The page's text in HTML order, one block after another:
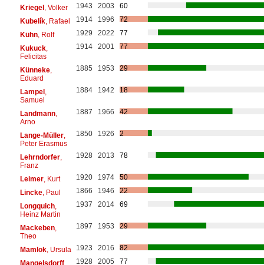
Kriegel, Volker 1943 2003
60
Kubelík, Rafael 1914 1996
72
Kühn, Rolf 1929 2022
77
Kukuck,
Felicitas
1914 2001 77
Künneke,
Eduard
1885 1953 29
Lampel,
Samuel
1884 1942 18
Landmann,
Arno
1887 1966 42
Lange-Müller,
Peter Erasmus
1850 1926 2
Lehrndorfer,
Franz
1928 2013 78
Leimer, Kurt 1920 1974
50
Lincke, Paul 1866 1946
22
Longquich,
Heinz Martin
1937 2014 69
Mackeben,
Theo
1897 1953 29
Mamlok, Ursula 1923 2016
82
Mangelsdorff,
1928 2005 77